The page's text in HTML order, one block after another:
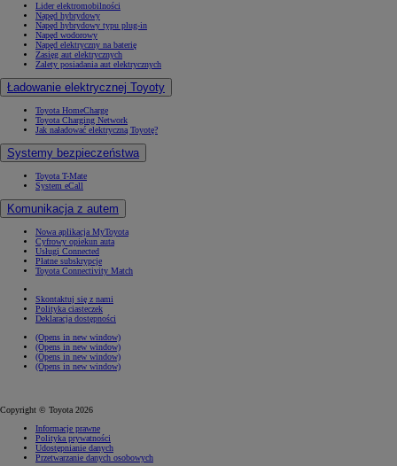
Lider elektromobilności
Napęd hybrydowy
Napęd hybrydowy typu plug-in
Napęd wodorowy
Napęd elektryczny na baterię
Zasięg aut elektrycznych
Zalety posiadania aut elektrycznych
Ładowanie elektrycznej Toyoty
Toyota HomeCharge
Toyota Charging Network
Jak naładować elektryczną Toyotę?
Systemy bezpieczeństwa
Toyota T-Mate
System eCall
Komunikacja z autem
Nowa aplikacja MyToyota
Cyfrowy opiekun auta
Usługi Connected
Płatne subskrypcje
Toyota Connectivity Match
Skontaktuj się z nami
Polityka ciasteczek
Deklaracja dostępności
(Opens in new window)
(Opens in new window)
(Opens in new window)
(Opens in new window)
Copyright © Toyota 2026
Informacje prawne
Polityka prywatności
Udostępnianie danych
Przetwarzanie danych osobowych